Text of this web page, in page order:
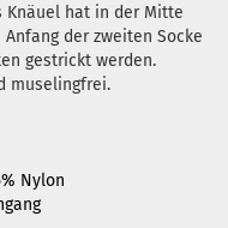
Knäuel hat in der Mitte
der zweiten Socke
gestrickt werden.
muselingfrei.
Nylon